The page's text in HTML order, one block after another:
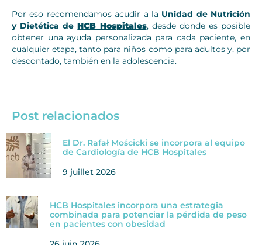
Por eso recomendamos acudir a la Unidad de Nutrición
y Dietética deHCB Hospitales, desde donde es posible
obtener una ayuda personalizada para cada paciente, en
cualquier etapa, tanto para niños como para adultos y, por
descontado, también en la adolescencia.
Post relacionados
El Dr. Rafał Mościcki se incorpora al equipo
de Cardiología de HCB Hospitales
9 juillet 2026
HCB Hospitales incorpora una estrategia
combinada para potenciar la pérdida de peso
en pacientes con obesidad